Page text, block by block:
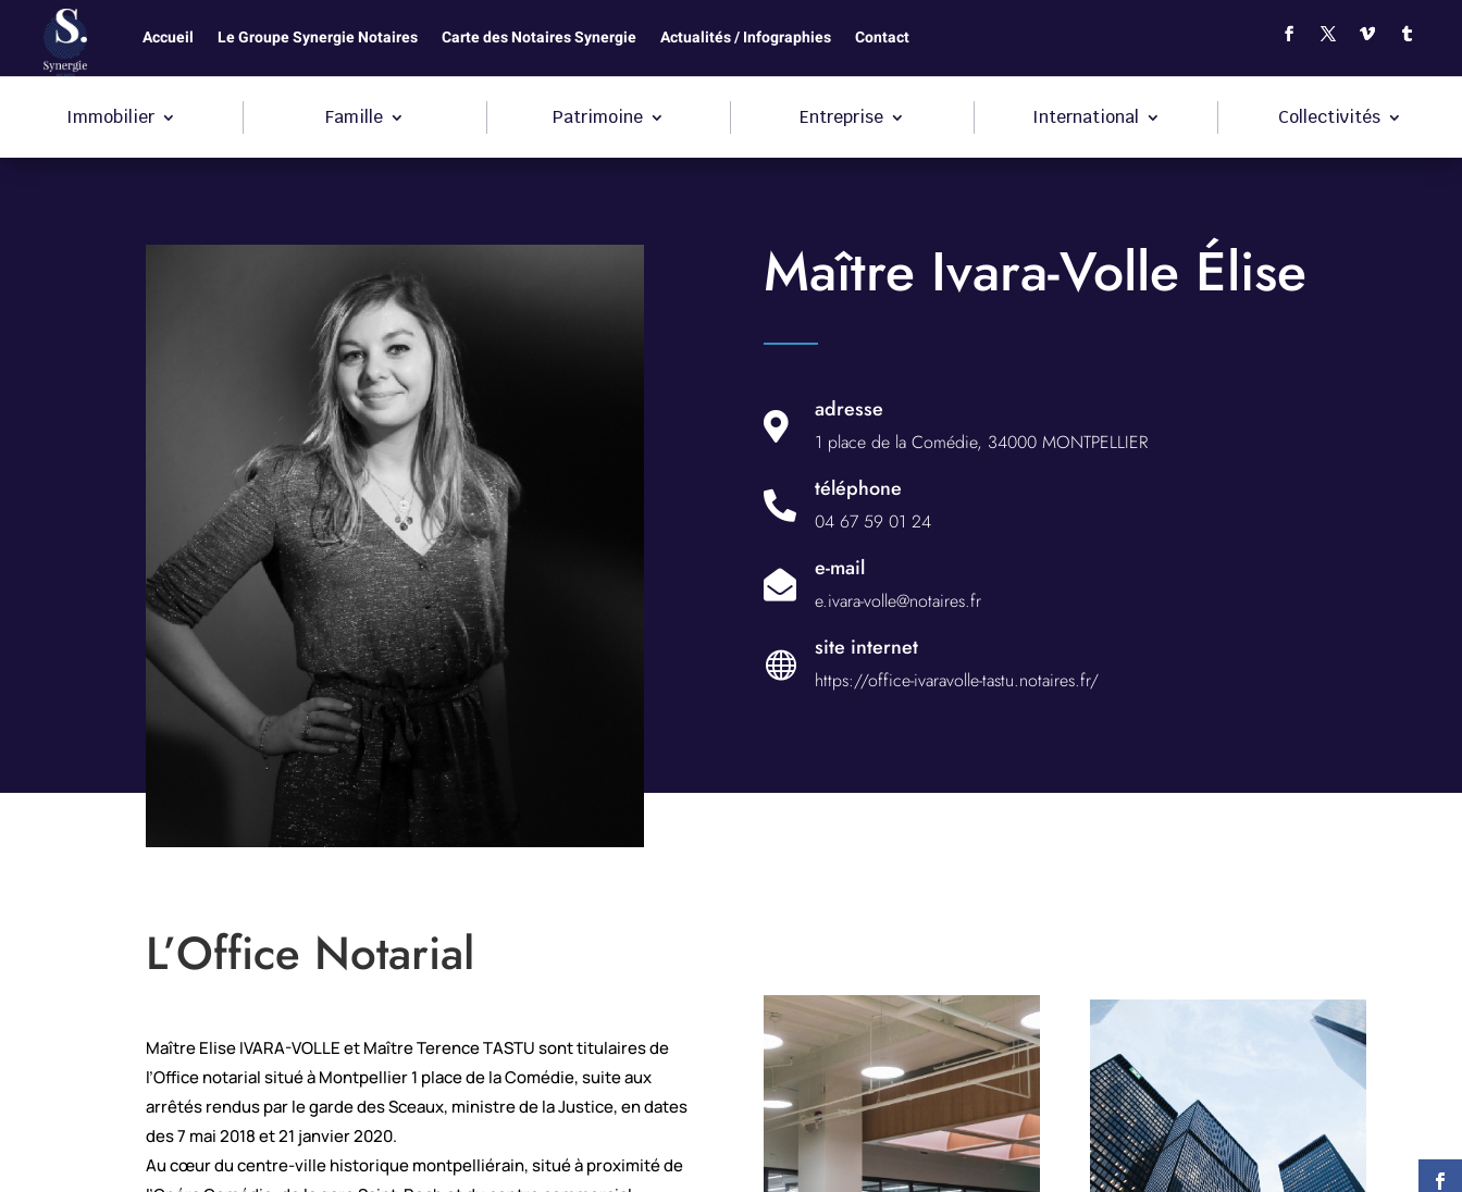
Accueil Le Groupe Synergie Notaires Carte des Notaires Synergie Actualités / Infographies Contact
Immobilier Famille Patrimoine Entreprise International Collectivités
Maître Ivara-Volle Élise

adresse
1 place de la Comédie, 34000 MONTPELLIER

téléphone
04 67 59 01 24

e-mail
e.ivara-volle@notaires.fr

site internet
https://office-ivaravolle-tastu.notaires.fr/
L’Office Notarial
Maître Elise IVARA-VOLLE et Maître Terence TASTU sont titulaires de
l’Office notarial situé à Montpellier 1 place de la Comédie, suite aux
arrêtés rendus par le garde des Sceaux, ministre de la Justice, en dates
des 7 mai 2018 et 21 janvier 2020.
Au cœur du centre-ville historique montpelliérain, situé à proximité de